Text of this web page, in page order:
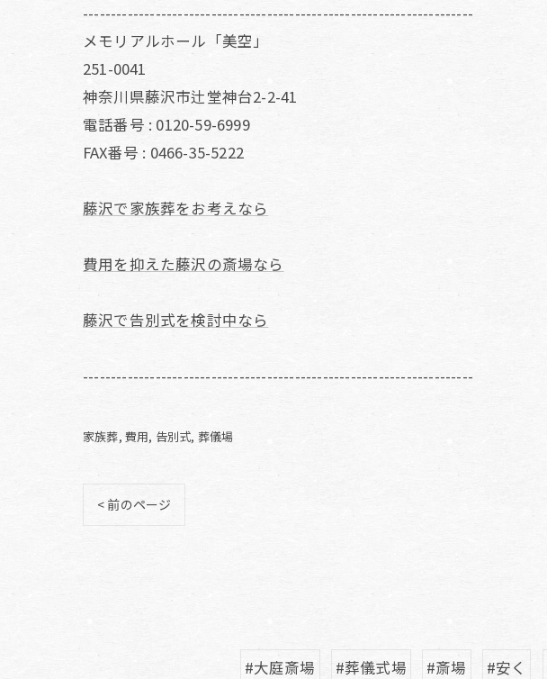
----------------------------------------------------------------------
メモリアルホール「美空」
251-0041
神奈川県藤沢市辻堂神台2-2-41
電話番号 : 0120-59-6999
FAX番号 : 0466-35-5222
藤沢で家族葬をお考えなら
費用を抑えた藤沢の斎場なら
藤沢で告別式を検討中なら
----------------------------------------------------------------------
家族葬 費用 告別式 葬儀場
< 前のページ
#大庭斎場 #葬儀式場 #斎場 #安く